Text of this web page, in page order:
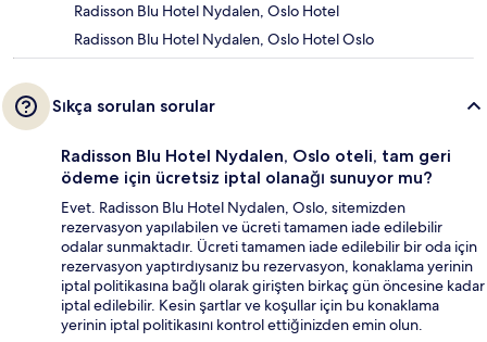
Radisson Blu Hotel Nydalen, Oslo Hotel
Radisson Blu Hotel Nydalen, Oslo Hotel Oslo
Sıkça sorulan sorular
Radisson Blu Hotel Nydalen, Oslo oteli, tam geri
ödeme için ücretsiz iptal olanağı sunuyor mu?
Evet. Radisson Blu Hotel Nydalen, Oslo, sitemizden
rezervasyon yapılabilen ve ücreti tamamen iade edilebilir
odalar sunmaktadır. Ücreti tamamen iade edilebilir bir oda için
rezervasyon yaptırdıysanız bu rezervasyon, konaklama yerinin
iptal politikasına bağlı olarak girişten birkaç gün öncesine kadar
iptal edilebilir. Kesin şartlar ve koşullar için bu konaklama
yerinin iptal politikasını kontrol ettiğinizden emin olun.